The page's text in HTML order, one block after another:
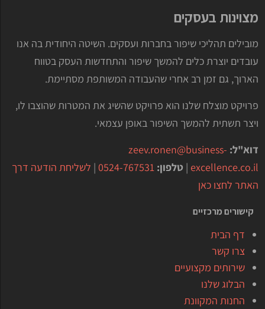
מצוינות בעסקים
מובילים תהליכי שיפור בחברות ועסקים. השיטה היחודית בה אנו
עובדים יוצרת כלים להמשך שיפור והתחדשות העסק בטווח
הארוך, גם זמן רב אחרי שהעבודה המשותפת מסתיימת.
פרויקט מוצלח שלנו הוא פרויקט שהשיג את המטרות שהוצבו לו,
ויצר תשתית להמשך השיפור באופן עצמאי.
דוא"ל: zeev.ronen@business-
excellence.co.il
| טלפון: 0524-767531
| לשליחת הודעה דרך
האתר לחצו כאן
קישורים מרכזיים
דף הבית
צרו קשר
שירותים מקצועיים
הבלוג שלנו
החנות המקוונת